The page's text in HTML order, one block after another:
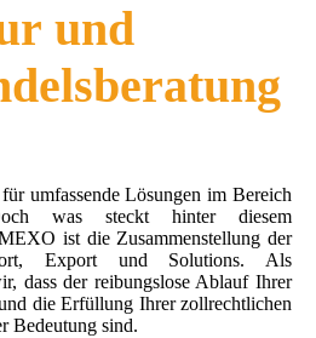
und
umfassende Lösungen im Bereich
was steckt hinter diesem
ist die Zusammenstellung der
Export und Solutions. Als
dass der reibungslose Ablauf Ihrer
die Erfüllung Ihrer zollrechtlichen
Bedeutung sind.